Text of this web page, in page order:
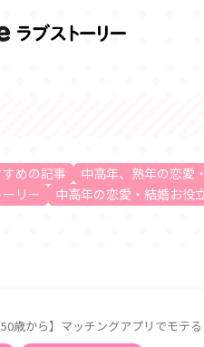
40代
めの記事 中高年、熟年の恋愛
リー
中高年の恋愛・結婚お役
50歳から】マッチングアプリでモテ